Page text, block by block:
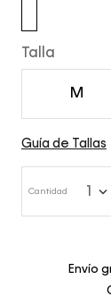
Talla
M
Guía de Tallas
Cantidad
Envío